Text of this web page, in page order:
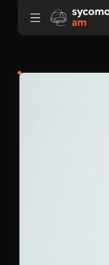
Gehen Sie zu Inhalt